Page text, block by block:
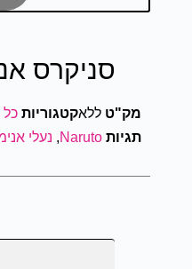
סניקרס
מק"ט ללאקטגוריות כל
תגיות Naruto
, נעלי